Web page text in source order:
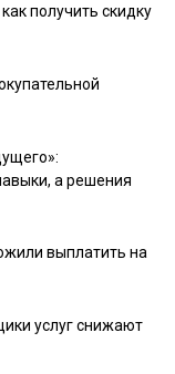
получить скидку
а решения
выплатить на
услуг снижают